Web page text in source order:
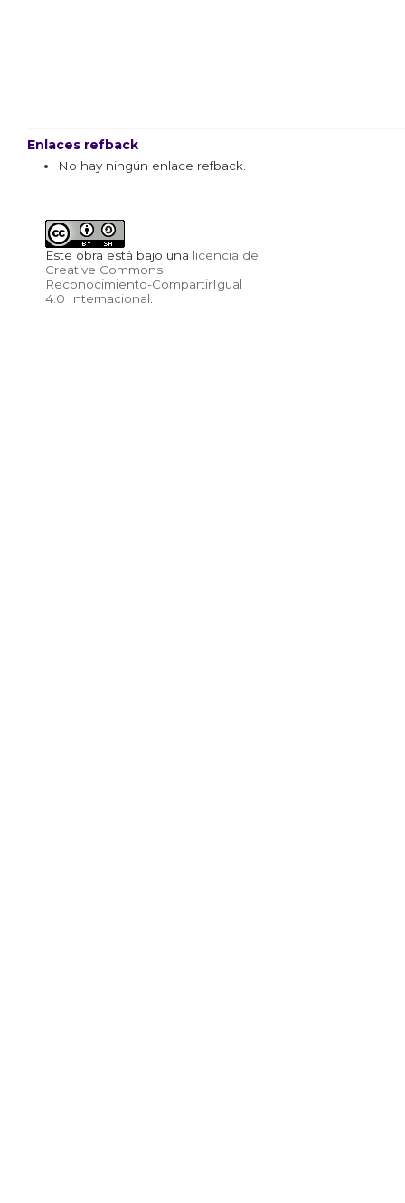
Enlaces refback
No hay ningún enlace refback.
Este obra está bajo una licencia de
Creative Commons
Reconocimiento-CompartirIgual
4.0 Internacional